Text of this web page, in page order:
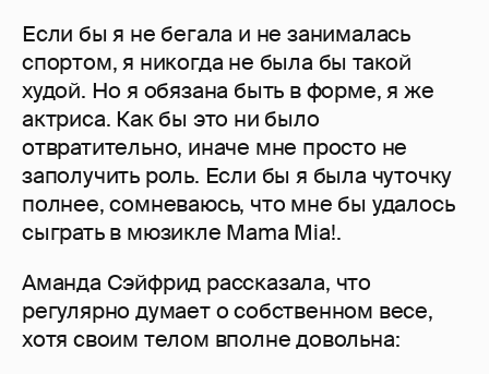
Если бы я не бегала и не занималась
спортом, я никогда не была бы такой
худой. Но я обязана быть в форме, я же
актриса. Как бы это ни было
отвратительно, иначе мне просто не
заполучить роль. Если бы я была чуточку
полнее, сомневаюсь, что мне бы удалось
сыграть в мюзикле Mama Mia!.
Аманда Сэйфрид рассказала, что
регулярно думает о собственном весе,
хотя своим телом вполне довольна: